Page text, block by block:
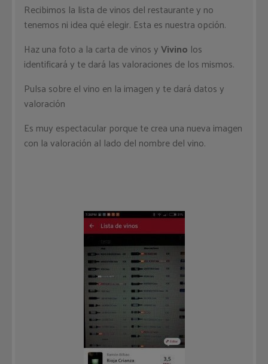
Recibimos la lista de vinos del restaurante y no
tenemos ni idea qué elegir. Esta es nuestra opción.
Haz una foto a la carta de vinos yVivino los
identificará y te dará las valoraciones de los mismos.
Pulsa sobre el vino en la imagen y te dará datos y
valoración
Es muy espectacular porque te crea una nueva imagen
con la valoración al lado del nombre del vino.